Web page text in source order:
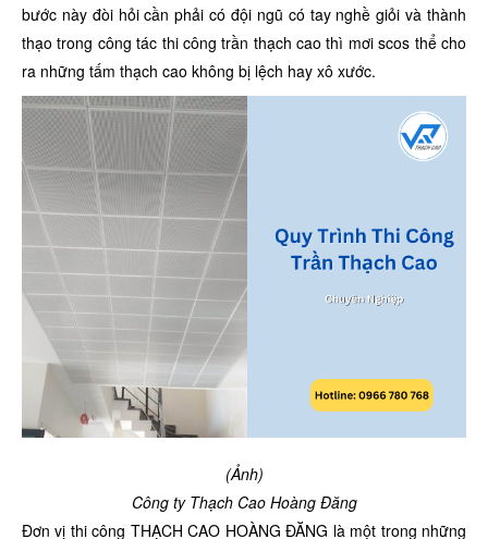
bước này đòi hỏi cần phải có đội ngũ có tay nghề giỏi và thành
thạo trong công tác thi công trần thạch cao thì mơi scos thể cho
ra những tấm thạch cao không bị lệch hay xô xước.
(Ảnh)
Công ty Thạch Cao Hoàng Đăng
Đơn vị thi công THẠCH CAO HOÀNG ĐĂNG là một trong những